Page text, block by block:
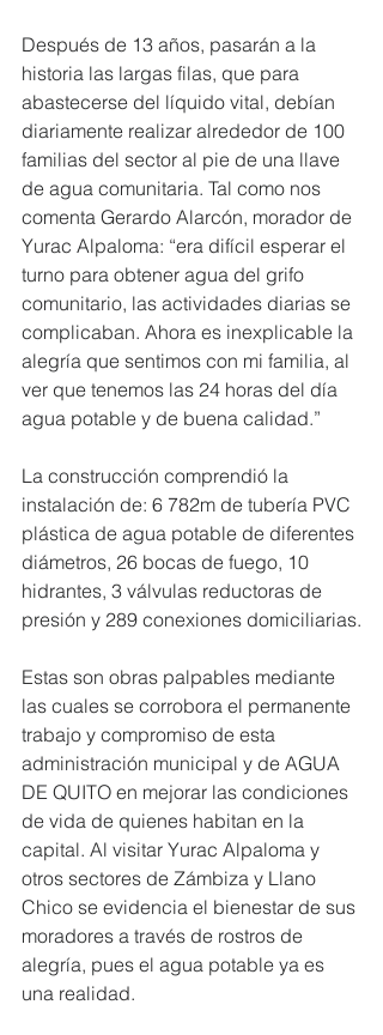
Después de 13 años, pasarán a la
historia las largas filas, que para
abastecerse del líquido vital, debían
diariamente realizar alrededor de 100
familias del sector al pie de una llave
de agua comunitaria. Tal como nos
comenta Gerardo Alarcón, morador de
Yurac Alpaloma: “era difícil esperar el
turno para obtener agua del grifo
comunitario, las actividades diarias se
complicaban. Ahora es inexplicable la
alegría que sentimos con mi familia, al
ver que tenemos las 24 horas del día
agua potable y de buena calidad.”
La construcción comprendió la
instalación de: 6 782m de tubería PVC
plástica de agua potable de diferentes
diámetros, 26 bocas de fuego, 10
hidrantes, 3 válvulas reductoras de
presión y 289 conexiones domiciliarias.
Estas son obras palpables mediante
las cuales se corrobora el permanente
trabajo y compromiso de esta
administración municipal y de AGUA
DE QUITO en mejorar las condiciones
de vida de quienes habitan en la
capital. Al visitar Yurac Alpaloma y
otros sectores de Zámbiza y Llano
Chico se evidencia el bienestar de sus
moradores a través de rostros de
alegría, pues el agua potable ya es
una realidad.